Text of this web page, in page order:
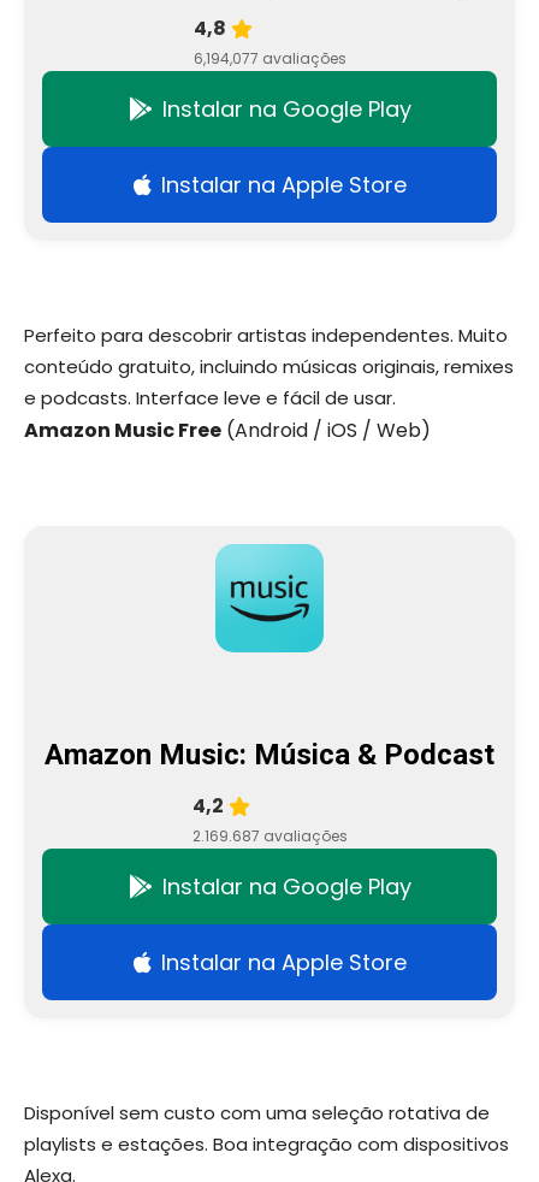
4,8
6,194,077 avaliações
Instalar na Google Play
Instalar na Apple Store
Perfeito para descobrir artistas independentes. Muito
conteúdo gratuito, incluindo músicas originais, remixes
e podcasts. Interface leve e fácil de usar.
Amazon Music Free (Android / iOS / Web)
Amazon Music: Música & Podcast
4,2
2.169.687 avaliações
Instalar na Google Play
Instalar na Apple Store
Disponível sem custo com uma seleção rotativa de
playlists e estações. Boa integração com dispositivos
Alexa.